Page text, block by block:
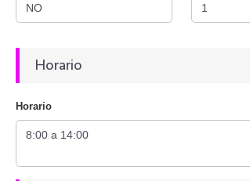
Horario
Horario